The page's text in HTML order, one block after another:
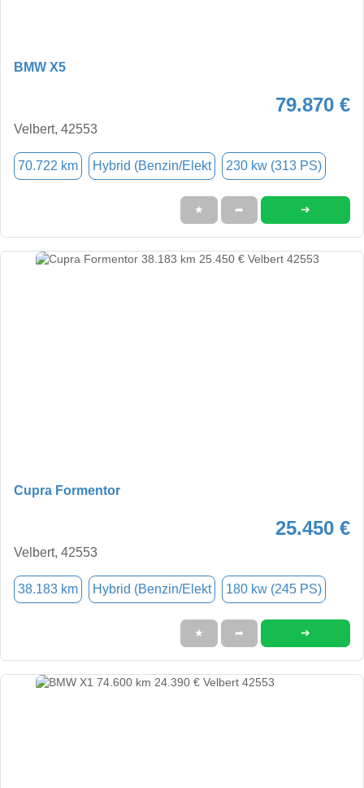
BMW X5
79.870 €
Velbert, 42553
70.722 km Hybrid (Benzin/Elekt 230 kw (313 PS)
★ ➦ ➜
Cupra Formentor
25.450 €
Velbert, 42553
38.183 km Hybrid (Benzin/Elekt 180 kw (245 PS)
★ ➦ ➜